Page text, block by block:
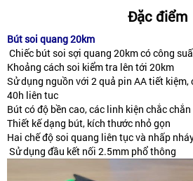
Đặc điểm
Bút soi quang 20km
Chiếc bút soi sợi quang 20km có công
Khoảng cách soi kiểm tra lên tới 20km
Sử dụng nguồn với 2 quả pin AA tiết
40h liên tuc
Bút có độ bền cao, các linh kiện chắc chắn
Thiết kế dạng bút, kích thước nhỏ gọn
Hai chế độ soi quang liên tục và nhấp
Sử dụng đầu kết nối 2.5mm phổ thông